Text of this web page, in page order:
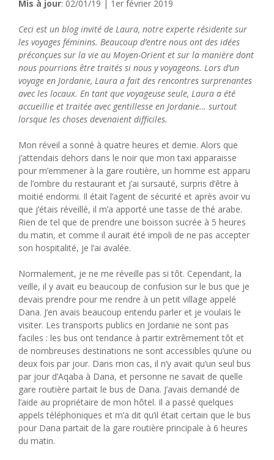
Mis à jour: 02/01/19 | 1er février 2019
Ceci est un blog invité de Laura, notre experte résidente sur
les voyages féminins. Beaucoup d’entre nous ont des idées
préconçues sur la vie au Moyen-Orient et sur la manière dont
nous pourrions être traités si nous y voyageons. Lors d’un
voyage en Jordanie, Laura a fait des rencontres surprenantes
avec les locaux. En tant que voyageuse seule, Laura a été
accueillie et traitée avec gentillesse en Jordanie… surtout
lorsque les choses devenaient difficiles.
Mon réveil a sonné à quatre heures et demie. Alors que
j’attendais dehors dans le noir que mon taxi apparaisse
pour m’emmener à la gare routière, un homme est apparu
de l’ombre du restaurant et j’ai sursauté, surpris d’être à
moitié endormi. Il était l’agent de sécurité et après avoir vu
que j’étais réveillé, il m’a apporté une tasse de thé arabe.
Rien de tel que de prendre une boisson sucrée à 5 heures
du matin, et comme il aurait été impoli de ne pas accepter
son hospitalité, je l’ai avalée.
Normalement, je ne me réveille pas si tôt. Cependant, la
veille, il y avait eu beaucoup de confusion sur le bus que je
devais prendre pour me rendre à un petit village appelé
Dana. J’en avais beaucoup entendu parler et je voulais le
visiter. Les transports publics en Jordanie ne sont pas
faciles : les bus ont tendance à partir extrêmement tôt et
de nombreuses destinations ne sont accessibles qu’une ou
deux fois par jour. Dans mon cas, il n’y avait qu’un seul bus
par jour d’Aqaba à Dana, et personne ne savait de quelle
gare routière partait le bus de Dana. J’avais demandé de
l’aide au propriétaire de mon hôtel. Il a passé quelques
appels téléphoniques et m’a dit qu’il était certain que le bus
pour Dana partait de la gare routière principale à 6 heures
du matin.